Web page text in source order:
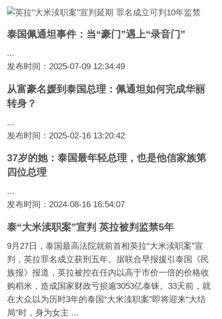
泰国佩通坦事件：当“豪门”遇上“录音门”
...
发布时间：2025-07-09 12:34:49
从富豪名媛到泰国总理：佩通坦如何完成华丽
转身？
...
发布时间：2025-02-16 13:20:42
37岁的她：泰国最年轻总理，也是他信家族第
四位总理
...
发布时间：2024-08-16 16:54:07
泰“大米渎职案”宣判 英拉被判监禁5年
9月27日，泰国最高法院就前首相英拉“大米渎职案”宣
判，英拉罪名成立获刑五年。据联合早报援引泰国《民
族报》报道，英拉被控在任内以高于市价一倍的价格收
购稻米，造成国家财政亏损逾3053亿泰铢。33天前，就
在大众以为历时3年的泰国“大米渎职案”即将迎来“大结
局”时，身为女主 ...